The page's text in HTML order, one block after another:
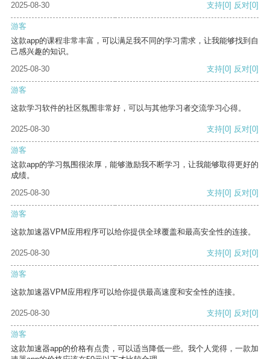
2025-08-30 支持[0] 反对[0]
游客
这款app的课程非常丰富，可以满足我不同的学习需求，让我能够找到自
己感兴趣的知识。
2025-08-30
支持[0] 反对[0]
游客
这款学习软件的社区氛围非常好，可以与其他学习者交流学习心得。
2025-08-30 支持[0] 反对[0]
游客
这款app的学习氛围很浓厚，能够激励我不断学习，让我能够取得更好的
成绩。
2025-08-30
支持[0] 反对[0]
游客
这款加速器VPM应用程序可以给你提供全球覆盖和最高安全性的连接。
2025-08-30 支持[0] 反对[0]
游客
这款加速器VPM应用程序可以给你提供最高速度和安全性的连接。
2025-08-30 支持[0] 反对[0]
游客
这款加速器app的价格有点贵，可以适当降低一些。我个人觉得，一款加